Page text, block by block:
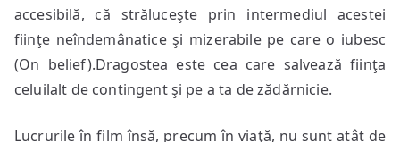
accesibilă, că străluceşte prin intermediul acestei
fiinţe neîndemânatice şi mizerabile pe care o iubesc
(On belief).Dragostea este cea care salvează fiinţa
celuilalt de contingent şi pe a ta de zădărnicie.
Lucrurile în film însă, precum în viaţă, nu sunt atât de